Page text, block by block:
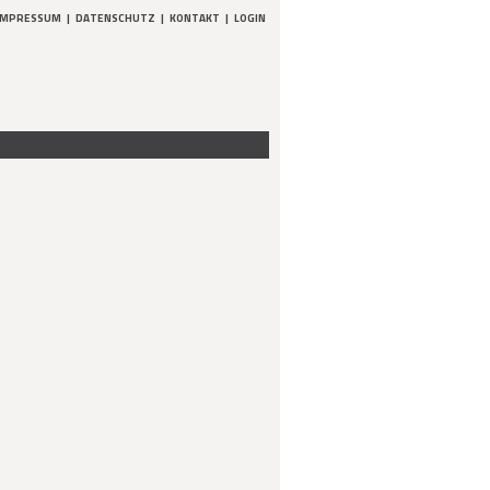
| DATENSCHUTZ | KONTAKT | LOGIN